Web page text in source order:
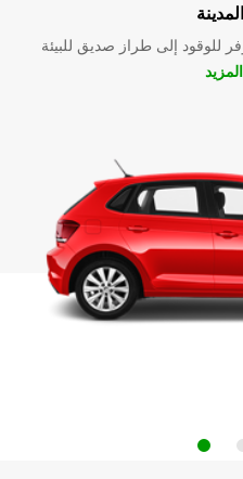
للوقود إلى طراز صديق للبيئة